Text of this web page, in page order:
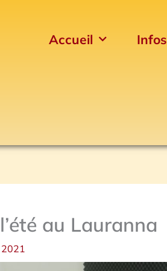
Accueil Infos
au Lauranna